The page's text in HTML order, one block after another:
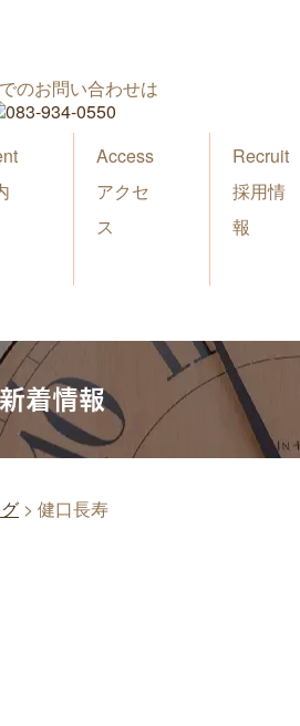
のお問い合わせは
Access
アクセ
ス
Recruit
採用情
報
新着情報
> 健口長寿